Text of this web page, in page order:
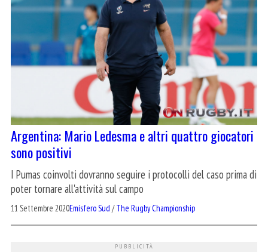
Argentina: Mario Ledesma e altri quattro giocatori
sono positivi
I Pumas coinvolti dovranno seguire i protocolli del caso prima di
poter tornare all'attività sul campo
11 Settembre 2020Emisfero Sud /The Rugby Championship